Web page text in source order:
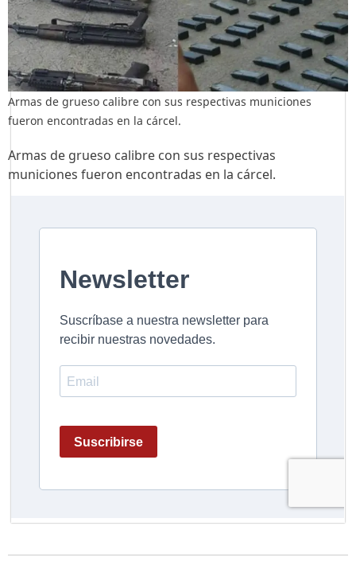
Armas de grueso calibre con sus respectivas municiones
fueron encontradas en la cárcel.
Armas de grueso calibre con sus respectivas
municiones fueron encontradas en la cárcel.